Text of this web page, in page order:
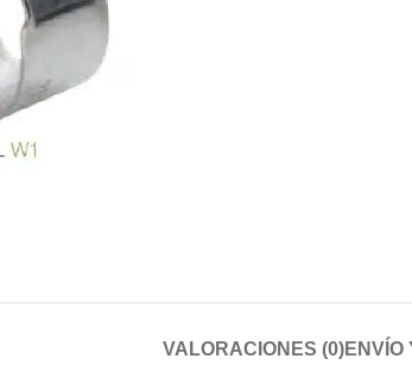
VALORACIONES (0)ENVÍO